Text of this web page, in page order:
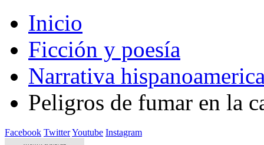
Inicio
Ficción y poesía
Narrativa
Peligros de fumar en la
Facebook TwitterYoutube Instagram